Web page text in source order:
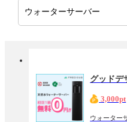
3,000pt
ウォーター